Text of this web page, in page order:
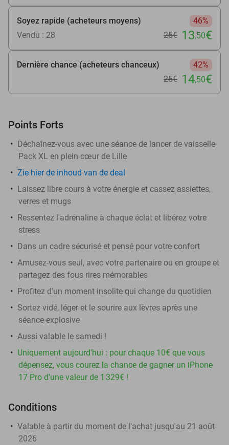
Soyez rapide (acheteurs moyens)
46%
Vendu : 28
25€ 13,50€
Dernière chance (acheteurs chanceux)
42%
25€ 14,50€
Points Forts
Déchaînez-vous avec une séance de lancer de vaisselle
Pack XL en plein cœur de Lille
Zie hierde inhoud van de deal
Laissez libre cours à votre énergie et cassez assiettes,
verres et mugs
Ressentez l'adrénaline à chaque éclat et libérez votre
stress
Dans un cadre sécurisé et pensé pour votre confort
Amusez-vous seul, avec votre partenaire ou en groupe et
partagez des fous rires mémorables
Profitez d'un moment insolite qui change du quotidien
Sortez vidé, léger et le sourire aux lèvres après une
séance explosive
Aussi valable le samedi !
Uniquement aujourd'hui : pour chaque 10€ que vous
dépensez, vous courez la chance de gagner un iPhone
17 Pro d'une valeur de 1 329€ !
Conditions
Valable à partir du moment de l'achat jusqu'au 21 août
2026